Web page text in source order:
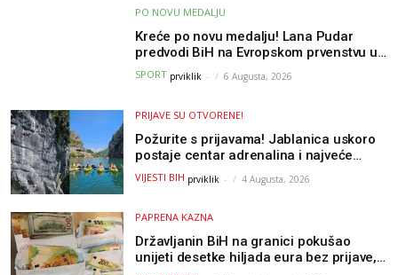
PO NOVU MEDALJU
Kreće po novu medalju! Lana Pudar
predvodi BiH na Evropskom prvenstvu u
Parizu
SPORT prviklik - 6 Augusta, 2026
PRIJAVE SU OTVORENE!
Požurite s prijavama! Jablanica uskoro
postaje centar adrenalina i najveće
outdoor avanture ovog ljeta
VIJESTI BIH prviklik - 4 Augusta, 2026
PAPRENA KAZNA
Državljanin BiH na granici pokušao
unijeti desetke hiljada eura bez prijave,